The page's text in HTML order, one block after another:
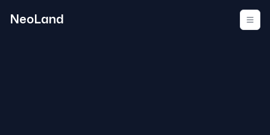
NeoLand